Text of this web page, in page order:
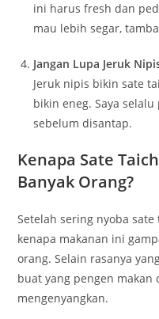
ini harus fresh dan
mau lebih segar,
Jangan Lupa Jeruk
Jeruk nipis bikin sate
bikin eneg. Saya
sebelum disantap.
Kenapa Sate
Banyak Orang?
Setelah sering nyoba
kenapa makanan ini
orang. Selain rasanya
buat yang pengen
mengenyangkan.